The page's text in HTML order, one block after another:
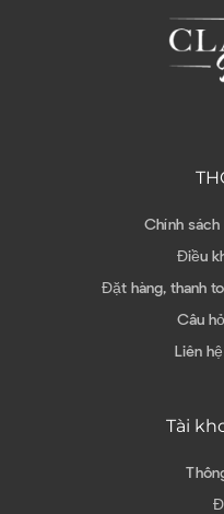
Chính
Điều
Đặt hàng, thanh
Câu
Liên
Tài